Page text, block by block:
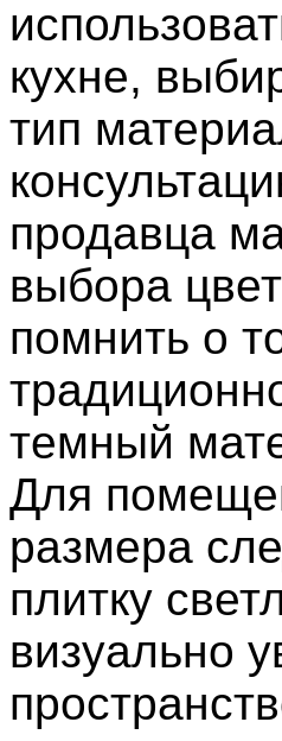
кухне,
тип
продавца
выбора
помнить о
темный
Для
размера
плитку
визуально